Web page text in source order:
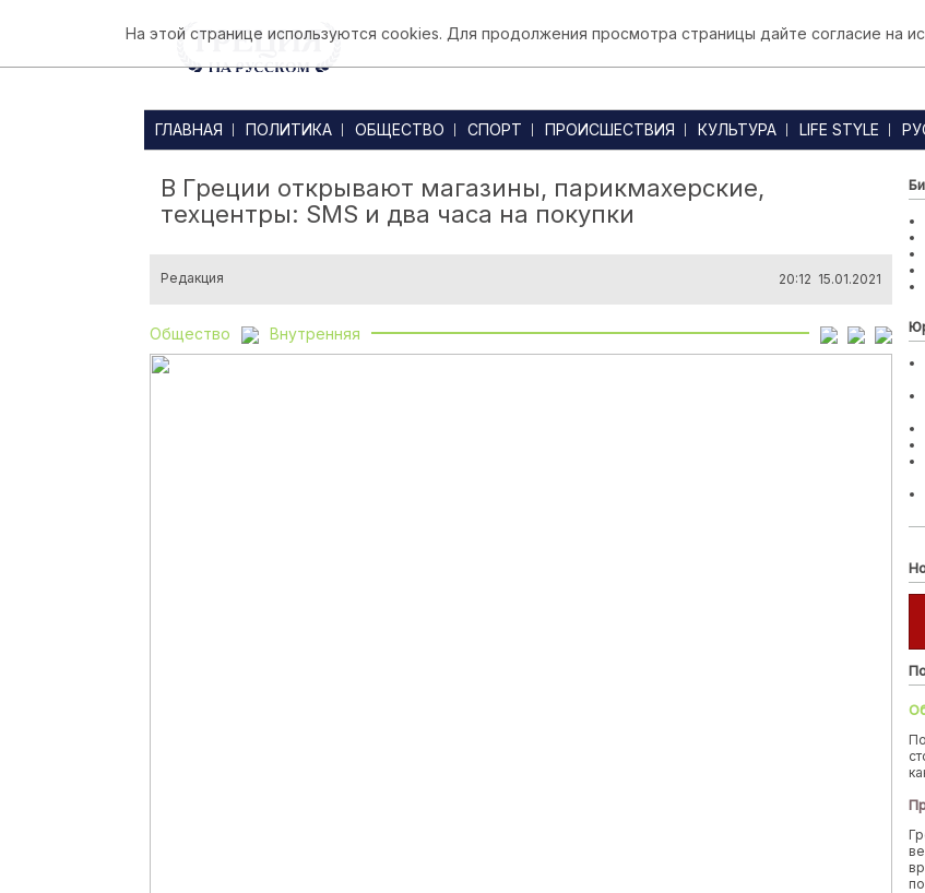
ГЛАВНАЯ ПОЛИТИКА ОБЩЕСТВО СПОРТ ПРОИСШЕСТВИЯ КУЛЬТУРА LIFE STYLE
В Греции открывают магазины, парикмахерские,
техцентры: SMS и два часа на покупки
Редакция 20:12 15.01.2021
Общество Внутренняя
На этой странице используются cookies. Для продолжения просмотра страницы дайте согласие на